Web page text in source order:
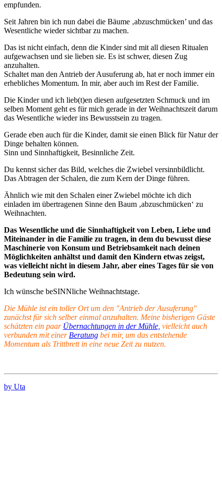
empfunden.
Seit Jahren bin ich nun dabei die Bäume ‚abzuschmücken’ und das
Wesentliche wieder sichtbar zu machen.
Das ist nicht einfach, denn die Kinder sind mit all diesen Ritualen
aufgewachsen und sie lieben sie. Es ist schwer, diesen Zug
anzuhalten.
Schaltet man den Antrieb der Ausuferung ab, hat er noch immer ein
erhebliches Momentum. In mir, aber auch im Rest der Familie.
Die Kinder und ich lieb(t)en diesen aufgesetzten Schmuck und im
selben Moment geht es für mich gerade in der Weihnachtszeit darum
das Wesentliche wieder ins Bewusstsein zu tragen.
Gerade eben auch für die Kinder, damit sie einen Blick für Natur der
Dinge behalten können.
Sinn und Sinnhaftigkeit, Besinnliche Zeit.
Du kennst sicher das Bild, welches die Zwiebel versinnbildlicht.
Das Abtragen der Schalen, die zum Kern der Dinge führen.
Ähnlich wie mit den Schalen einer Zwiebel möchte ich dich
einladen im übertragenen Sinne den Baum ‚abzuschmücken‘ zu
Weihnachten.
Das Wesentliche und die Sinnhaftigkeit von Leben, Liebe und
Miteinander in die Familie zu tragen, in dem du bewusst diese
Maschinerie von Konsum und Betriebsamkeit nach deinen
Möglichkeiten anhältst und damit den Kindern etwas zeigst,
was vielleicht nicht in diesem Jahr, aber eines Tages für sie von
Bedeutung sein wird.
Ich wünsche beSINNliche Weihnachtstage.
Die Mühle ist ein toller Ort um den "Antrieb der Ausuferung"
zunächst für sich selber einmal anzuhalten. Meine bisherigen Gäste
schätzten ein paar Übernachtungen in der Mühle, vielleicht auch
verbunden mit einer Beratung bei mir, um das entstehende
Momentum als Trittbrett in eine neue Zeit zu nutzen.
by Uta